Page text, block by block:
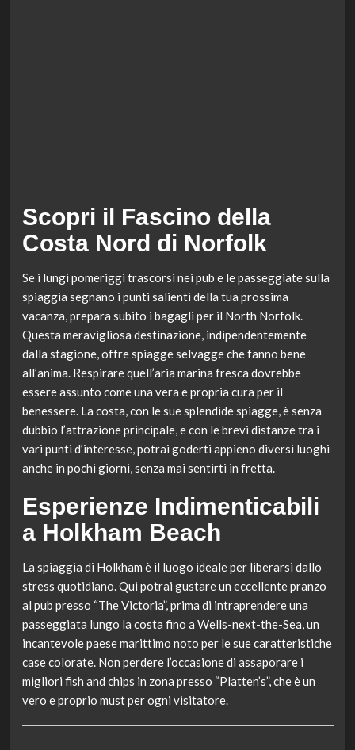
Scopri il Fascino della
Costa Nord di Norfolk
Se i lungi pomeriggi trascorsi nei pub e le passeggiate sulla
spiaggia segnano i punti salienti della tua prossima
vacanza, prepara subito i bagagli per il North Norfolk.
Questa meravigliosa destinazione, indipendentemente
dalla stagione, offre spiagge selvagge che fanno bene
all’anima. Respirare quell’aria marina fresca dovrebbe
essere assunto come una vera e propria cura per il
benessere. La costa, con le sue splendide spiagge, è senza
dubbio l’attrazione principale, e con le brevi distanze tra i
vari punti d’interesse, potrai goderti appieno diversi luoghi
anche in pochi giorni, senza mai sentirti in fretta.
Esperienze Indimenticabili
a Holkham Beach
La spiaggia di Holkham è il luogo ideale per liberarsi dallo
stress quotidiano. Qui potrai gustare un eccellente pranzo
al pub presso “The Victoria”, prima di intraprendere una
passeggiata lungo la costa fino a Wells-next-the-Sea, un
incantevole paese marittimo noto per le sue caratteristiche
case colorate. Non perdere l’occasione di assaporare i
migliori fish and chips in zona presso “Platten’s”, che è un
vero e proprio must per ogni visitatore.